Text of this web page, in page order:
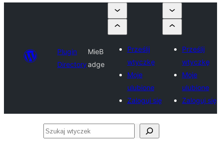
Plugin
Directory
MieB
adge
Prześlij
wtyczkę
Moje
ulubione
Zaloguj się
Prześlij
wtyczkę
Moje
ulubione
Zaloguj się
Szukaj